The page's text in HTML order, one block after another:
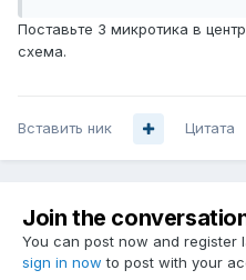
Поставьте 3 микротика в
схема.
Вставить ник Цитата
Join the
You can post now and register
sign in now to post with your